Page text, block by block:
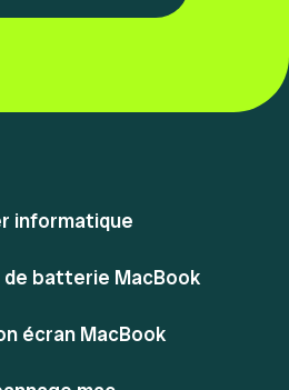
informatique
de batterie MacBook
écran MacBook